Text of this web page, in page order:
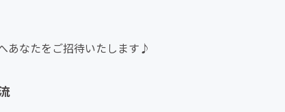
あなたをご招待いたします♪